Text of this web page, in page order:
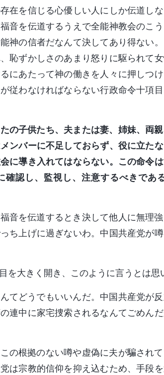
在を信じる心優しい人にしか伝道し
音を伝道するうえで全能神教会のこ
神の信者だなんて決してあり得ない
恥ずかしさのあまり怒りに駆られて
にあたって神の働きを人々に押しつ
従わなければならない行政命令十項
の子供たち、夫または妻、姉妹、両
ンバーに不足しておらず、役に立た
に導き入れてはならない。この命令
確認し、監視し、注意するべきであ
音を伝道するとき決して他人に無理
ち上げに過ぎないわ。中国共産党が
を大きく開き、このように言うとは思
てどうでもいいんだ。中国共産党が
連中に家宅捜索されるなんてごめん
の根拠のない噂や虚偽に夫が騙され
は宗教的信仰を抑え込むため、手段